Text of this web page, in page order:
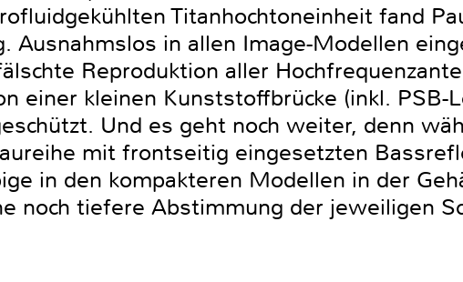
Titanhochtoneinheit fand
Ausnahmslos in allen Image-Modellen
Reproduktion aller
einer kleinen Kunststoffbrücke (inkl. PSB-
Und es geht noch weiter, denn
mit frontseitig eingesetzten
in den kompakteren Modellen in der
noch tiefere Abstimmung der jeweiligen